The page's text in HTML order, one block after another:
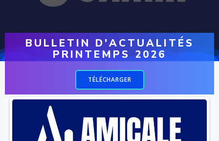
BULLETIN D'ACTUALITÉS
PRINTEMPS 2026
TÉLÉCHARGER